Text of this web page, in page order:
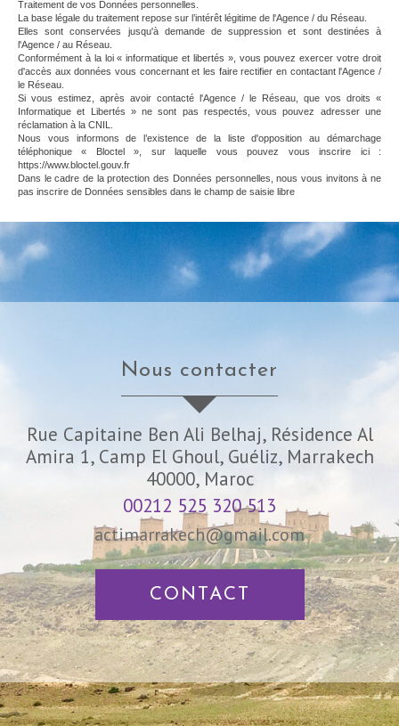
Traitement de vos Données personnelles.
La base légale du traitement repose sur l’intérêt légitime de l'Agence / du Réseau.
Elles sont conservées jusqu'à demande de suppression et sont destinées à
l'Agence / au Réseau.
Conformément à la loi « informatique et libertés », vous pouvez exercer votre droit
d'accès aux données vous concernant et les faire rectifier en contactant l'Agence /
le Réseau.
Si vous estimez, après avoir contacté l'Agence / le Réseau, que vos droits «
Informatique et Libertés » ne sont pas respectés, vous pouvez adresser une
réclamation à la CNIL.
Nous vous informons de l’existence de la liste d'opposition au démarchage
téléphonique « Bloctel », sur laquelle vous pouvez vous inscrire ici :
https://www.bloctel.gouv.fr
Dans le cadre de la protection des Données personnelles, nous vous invitons à ne
pas inscrire de Données sensibles dans le champ de saisie libre
nous contacter
Rue Capitaine Ben Ali Belhaj, Résidence Al
Amira 1, Camp El Ghoul, Guéliz, Marrakech
40000, Maroc
00212 525 320 513
actimarrakech@gmail.com
CONTACT